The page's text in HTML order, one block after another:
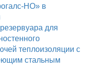
НО» в
для
теплоизоляции с
стальным